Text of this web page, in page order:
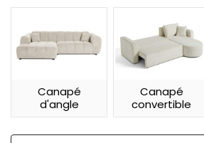
disponiblesjusqu'à 8 places
différents styles et matières.
Canapé
d'angle
Canapé
convertible